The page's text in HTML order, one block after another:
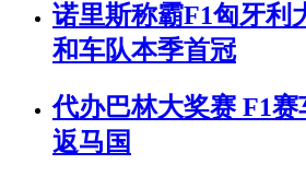
诺里斯称霸F1匈牙利
和车队本季首冠
代办巴林大奖赛 F1
返马国